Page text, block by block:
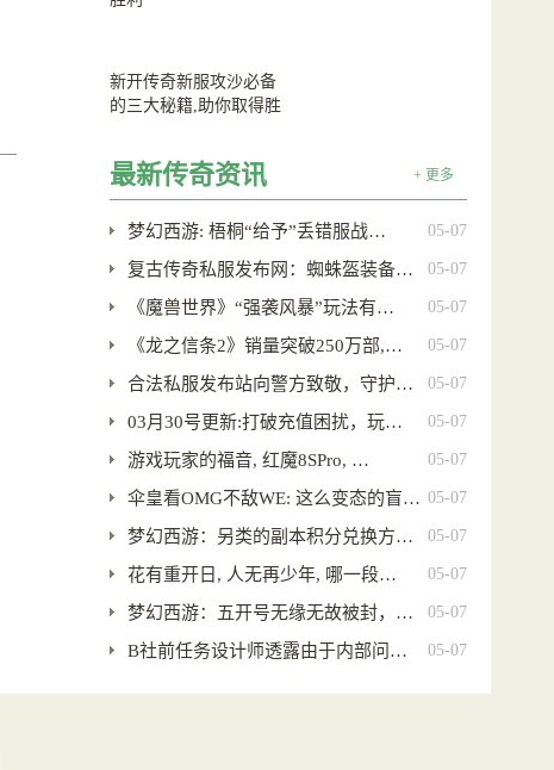
新开传奇新服攻沙必备
的三大秘籍,助你取得胜
最新传奇资讯 + 更多
05-07
梦幻西游: 梧桐“给予”丢错服战…
05-07
复古传奇私服发布网：蜘蛛盔装备…
05-07
《魔兽世界》“强袭风暴”玩法有…
05-07
《龙之信条2》销量突破250万部,…
05-07
合法私服发布站向警方致敬，守护…
05-07
03月30号更新:打破充值困扰，玩…
05-07
游戏玩家的福音, 红魔8SPro, …
05-07
伞皇看OMG不敌WE: 这么变态的盲…
05-07
梦幻西游：另类的副本积分兑换方…
05-07
花有重开日, 人无再少年, 哪一段…
05-07
梦幻西游：五开号无缘无故被封，…
05-07
B社前任务设计师透露由于内部问…